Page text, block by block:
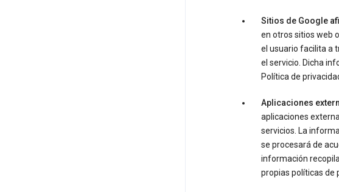
Sitios de Google
en otros sitios web
el usuario facilita a
el servicio. Dicha
Política de
Aplicaciones
aplicaciones
servicios. La
se procesará de
información
propias políticas de